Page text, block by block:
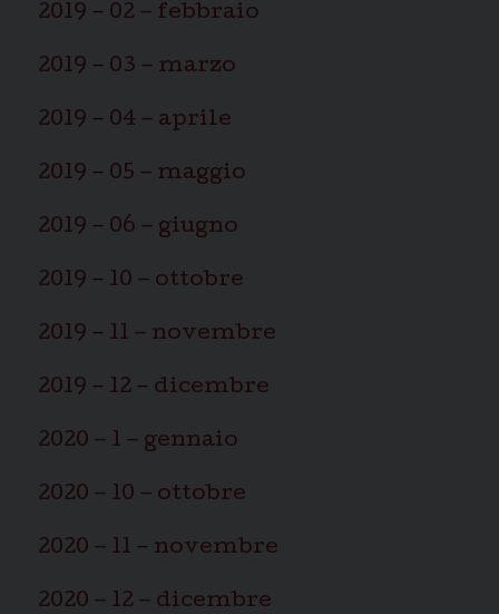
2019 – 02 – febbraio
2019 – 03 – marzo
2019 – 04 – aprile
2019 – 05 – maggio
2019 – 06 – giugno
2019 – 10 – ottobre
2019 – 11 – novembre
2019 – 12 – dicembre
2020 – 1 – gennaio
2020 – 10 – ottobre
2020 – 11 – novembre
2020 – 12 – dicembre